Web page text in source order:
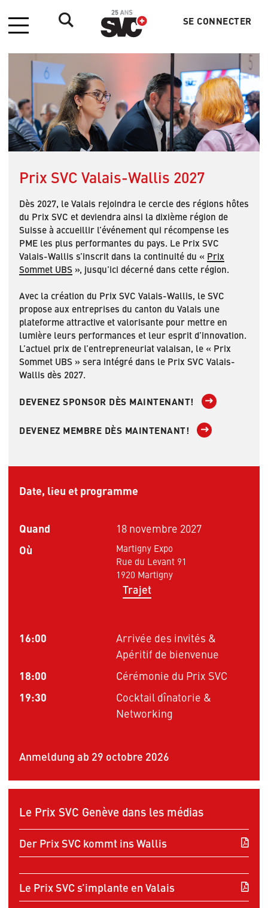
Menu
de
l'utilisateur
SE CONNECTER
Prix SVC Valais-Wallis 2027
Dès 2027, le Valais rejoindra le cercle des régions hôtes
du Prix SVC et deviendra ainsi la dixième région de
Suisse à accueillir l’événement qui récompense les
PME les plus performantes du pays. Le Prix SVC
Valais-Wallis s’inscrit dans la continuité du « Prix
Sommet UBS », jusqu’ici décerné dans cette région.
Avec la création du Prix SVC Valais-Wallis, le SVC
propose aux entreprises du canton du Valais une
plateforme attractive et valorisante pour mettre en
lumière leurs performances et leur esprit d’innovation.
L’actuel prix de l’entrepreneuriat valaisan, le « Prix
Sommet UBS » sera intégré dans le Prix SVC Valais-
Wallis dès 2027.
DEVENEZ SPONSOR DÈS MAINTENANT!
DEVENEZ MEMBRE DÈS MAINTENANT!
Date, lieu et programme
Quand 18 novembre 2027
Où
Martigny Expo
Rue du Levant 91
1920 Martigny
Trajet
16:00
Arrivée des invités &
Apéritif de bienvenue
18:00 Cérémonie du Prix SVC
19:30
Cocktail dînatorie &
Networking
Anmeldung ab 29 octobre 2026
Le Prix SVC Genève dans les médias
Der Prix SVC kommt ins Wallis
Le Prix SVC s’implante en Valais